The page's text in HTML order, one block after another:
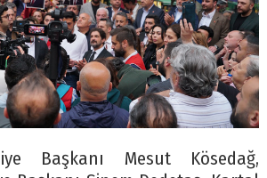
Başkanı Mesut Kösedağ,